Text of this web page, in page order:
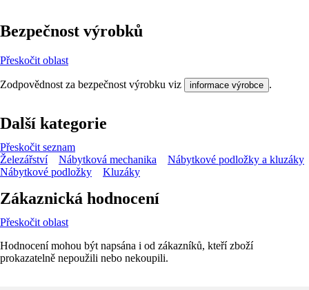
Bezpečnost výrobků
Přeskočit oblast
Zodpovědnost za bezpečnost výrobku viz informace výrobce .
Další kategorie
Přeskočit seznam
Železářství
Nábytková mechanika
Nábytkové podložky a kluzáky
Nábytkové podložky
Kluzáky
Zákaznická hodnocení
Přeskočit oblast
Hodnocení mohou být napsána i od zákazníků, kteří zboží
prokazatelně nepoužili nebo nekoupili.